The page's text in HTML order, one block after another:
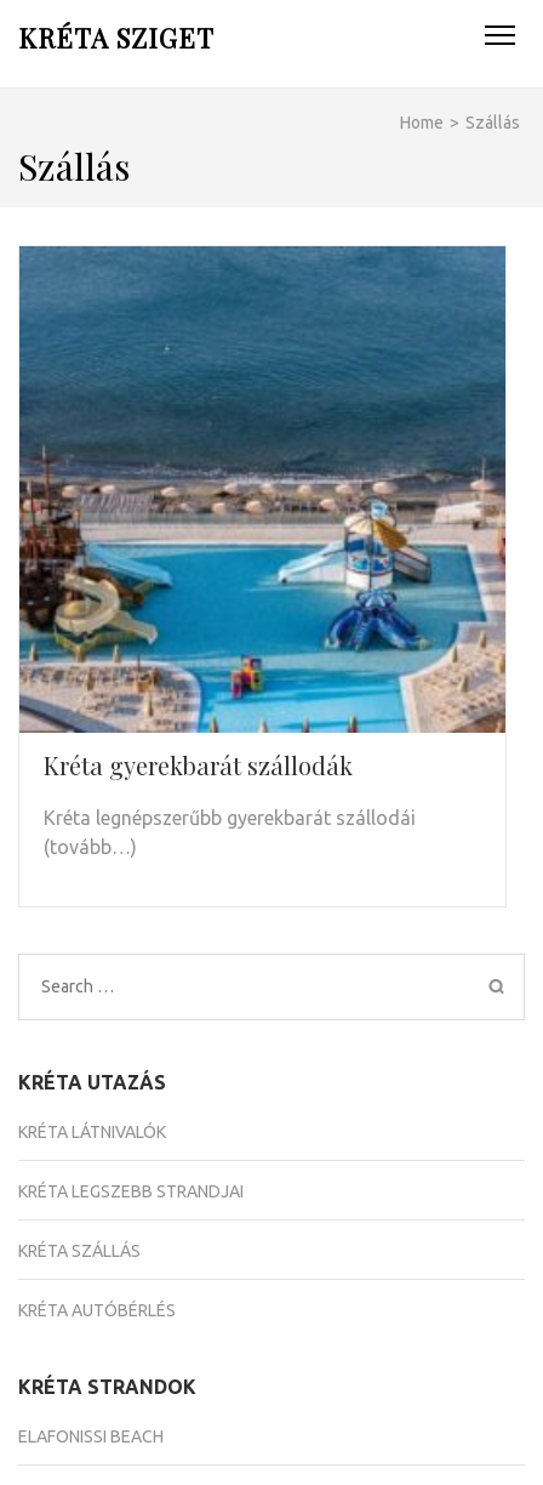
KRÉTA SZIGET
Home > Szállás
Szállás
Kréta gyerekbarát szállodák
Kréta legnépszerűbb gyerekbarát szállodái
(tovább…)
Search
for:
KRÉTA UTAZÁS
KRÉTA LÁTNIVALÓK
KRÉTA LEGSZEBB STRANDJAI
KRÉTA SZÁLLÁS
KRÉTA AUTÓBÉRLÉS
KRÉTA STRANDOK
ELAFONISSI BEACH